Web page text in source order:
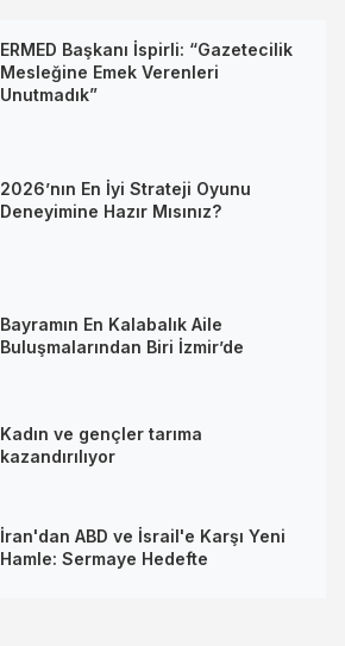
ERMED Başkanı İspirli: “Gazetecilik
Mesleğine Emek Verenleri
Unutmadık”
2026’nın En İyi Strateji Oyunu
Deneyimine Hazır Mısınız?
Bayramın En Kalabalık Aile
Buluşmalarından Biri İzmir’de
Kadın ve gençler tarıma
kazandırılıyor
İran'dan ABD ve İsrail'e Karşı Yeni
Hamle: Sermaye Hedefte